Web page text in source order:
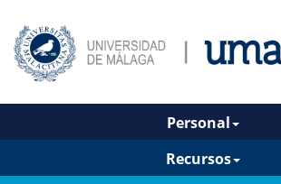
Personal
Recursos